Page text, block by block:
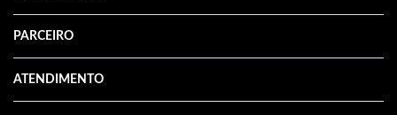
PARCEIRO
ATENDIMENTO